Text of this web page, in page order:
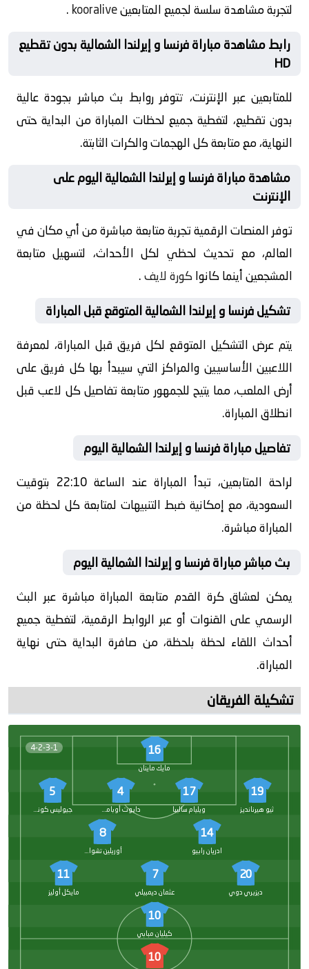
لتجربة مشاهدة سلسة لجميع المتابعينkooralive
.
رابط مشاهدة مباراة فرنسا و إيرلندا الشمالية بدون تقطيع
HD
للمتابعين عبر الإنترنت، تتوفر روابط بث مباشر بجودة عالية
بدون تقطيع، لتغطية جميع لحظات المباراة من البداية حتى
النهاية، مع متابعة كل الهجمات والكرات الثابتة.
مشاهدة مباراة فرنسا و إيرلندا الشمالية اليوم على
الإنترنت
توفر المنصات الرقمية تجربة متابعة مباشرة من أي مكان في
العالم، مع تحديث لحظي لكل الأحداث، لتسهيل متابعة
المشجعين أينما كانواكورة لايف.
تشكيل فرنسا و إيرلندا الشمالية المتوقع قبل المباراة
يتم عرض التشكيل المتوقع لكل فريق قبل المباراة، لمعرفة
اللاعبين الأساسيين والمراكز التي سيبدأ بها كل فريق على
أرض الملعب، مما يتيح للجمهور متابعة تفاصيل كل لاعب قبل
انطلاق المباراة.
تفاصيل مباراة فرنسا و إيرلندا الشمالية اليوم
لراحة المتابعين، تبدأ المباراة عند الساعة 22:10 بتوقيت
السعودية، مع إمكانية ضبط التنبيهات لمتابعة كل لحظة من
المباراة مباشرة.
بث مباشر مباراة فرنسا و إيرلندا الشمالية اليوم
يمكن لعشاق كرة القدم متابعة المباراة مباشرة عبر البث
الرسمي على القنوات أو عبر الروابط الرقمية، لتغطية جميع
أحداث اللقاء لحظة بلحظة، من صافرة البداية حتى نهاية
المباراة.
تشكيلة الفريقان
4-2-3-1 16
مايك ماينان
19
ثيو هيرنانديز
17
ويليام ساليبا
4
دايوت أوباميكانو
5
جيوليس كوندي
14
ادريان رابيو
8
أوريلين تشواميني
20
ديزيري دوي
7
عثمان ديمبيلي
11
مايكل أوليز
10
كيليان مبابي
10